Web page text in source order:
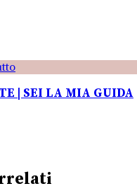
| SEI LA MIA GUIDA